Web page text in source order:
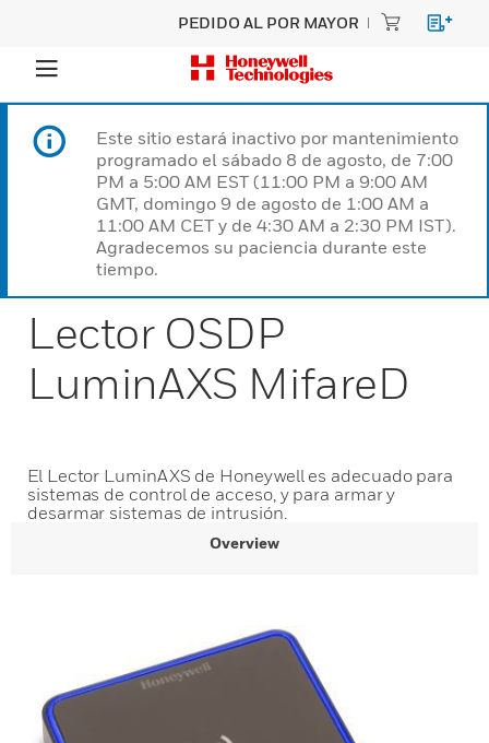
PEDIDO AL POR MAYOR
Este sitio estará inactivo por mantenimiento
programado el sábado 8 de agosto, de 7:00
PM a 5:00 AM EST (11:00 PM a 9:00 AM
GMT, domingo 9 de agosto de 1:00 AM a
11:00 AM CET y de 4:30 AM a 2:30 PM IST).
Agradecemos su paciencia durante este
tiempo.
Lector OSDP
LuminAXS MifareD
El Lector LuminAXS de Honeywell es adecuado para
sistemas de control de acceso, y para armar y
desarmar sistemas de intrusión.
Overview